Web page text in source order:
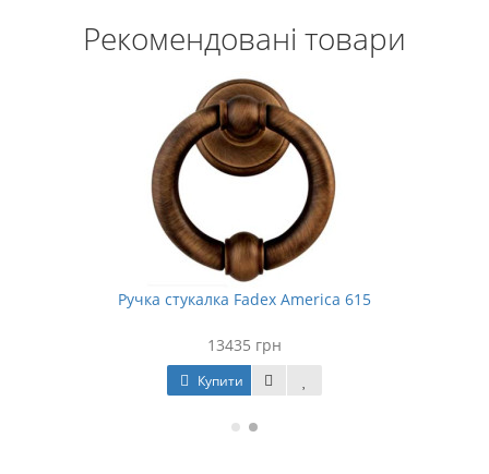
Рекомендовані товари
Ручка стукалка Fadex America 615
13435 грн
Купити